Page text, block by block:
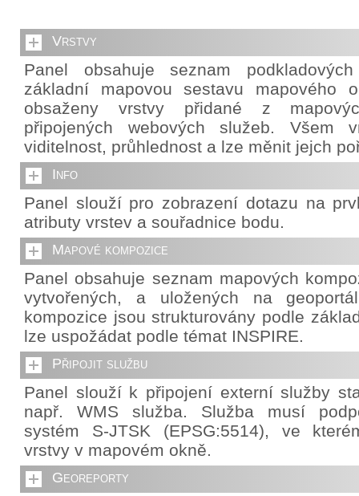
Vrstvy
Panel obsahuje seznam
základní mapovou sestavu mapového
obsaženy vrstvy přidané z
připojených webových služeb. Všem
viditelnost, průhlednost a lze měnit jejch
Info
Panel slouží pro zobrazení dotazu na
atributy vrstev a souřadnice bodu.
Mapové kompozice
Panel obsahuje seznam mapových
vytvořených, a uložených na
kompozice jsou strukturovány podle
lze uspožádat podle témat INSPIRE.
Připojit službu
Panel slouží k připojení externí služby
např. WMS služba. Služba musí
systém S-JTSK (EPSG:5514), ve
vrstvy v mapovém okně.
Georeporty